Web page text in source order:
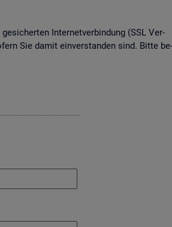
In­ter­net­ver­bin­dung (SSL Ver­
Sie damit ein­ver­stan­den sind. Bitte be­